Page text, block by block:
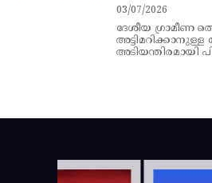
03/07/2026
ദേശീയ ഗ്രാമീണ
അട്ടിമറിക്കാനുള്ള
അടിയന്തിരമായി